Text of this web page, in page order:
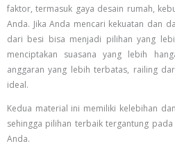
faktor, termasuk gaya desain rumah,
Anda. Jika Anda mencari kekuatan dan
dari besi bisa menjadi pilihan yang
menciptakan suasana yang lebih
anggaran yang lebih terbatas, railing
ideal.
Kedua material ini memiliki kelebihan
sehingga pilihan terbaik tergantung
Anda.